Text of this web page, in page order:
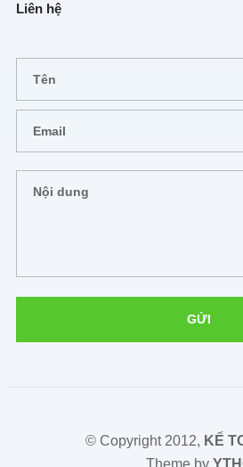
Liên hệ
© Copyright 2012, KẾ